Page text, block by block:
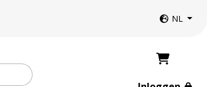
Website taal
NL